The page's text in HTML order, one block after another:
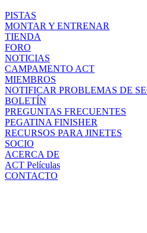
PISTAS
MONTAR Y ENTRENAR
TIENDA
FORO
NOTICIAS
CAMPAMENTO ACT
MIEMBROS
NOTIFICAR PROBLEMAS DE
BOLETÍN
PREGUNTAS FRECUENTES
PEGATINA FINISHER
RECURSOS PARA JINETES
SOCIO
ACERCA DE
ACT Películas
CONTACTO